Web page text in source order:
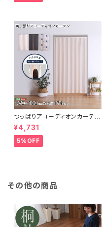
つっぱりアコーディオンカーテ
ン 100×174cm SH-16-TA
DC
¥4,731
5%OFF
その他の商品